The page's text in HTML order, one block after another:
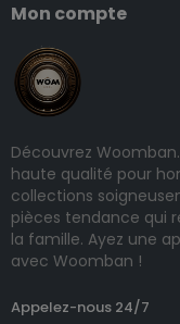
Mon compte
Découvrez
haute qualité pour
collections
pièces tendance qui
la famille. Ayez une
avec Woomban !
Appelez-nous 24/7